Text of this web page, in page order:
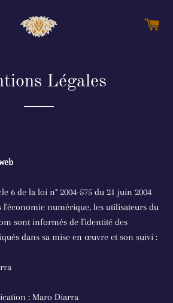
Légales
6 de la loi n° 2004-575 du 21 juin 2004
numérique, les utilisateurs du
sont informés de l'identité des
dans sa mise en œuvre et son suivi :
: Maro Diarra